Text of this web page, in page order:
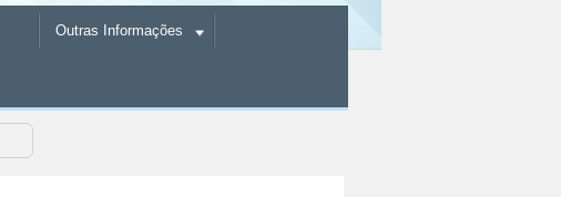
Outras Informações